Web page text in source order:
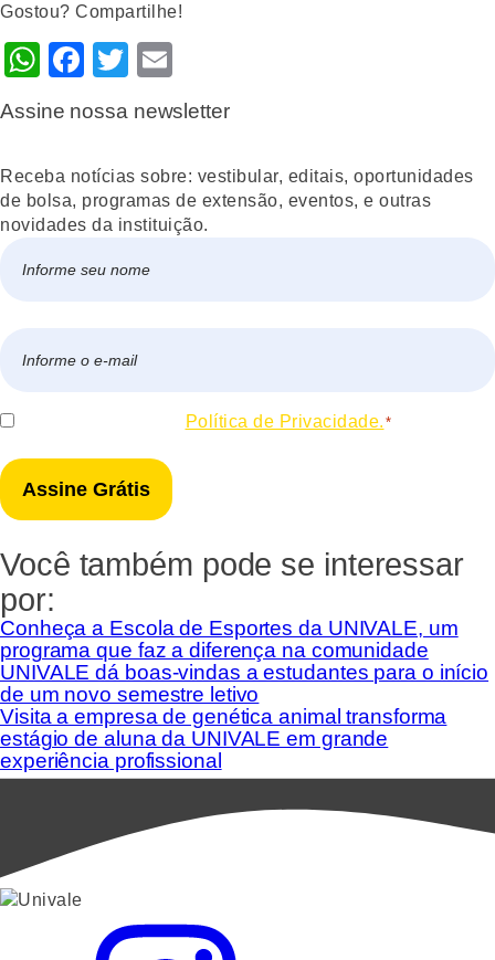
Gostou? Compartilhe!
WhatsApp
Facebook
Twitter
Assine nossa newsletter
Receba notícias sobre: vestibular, editais, oportunidades
de bolsa, programas de extensão, eventos, e outras
novidades da instituição.
mail
Consentir Política de Privacidade. *
Você também pode se interessar
por:
Conheça a Escola de Esportes da UNIVALE, um
programa que faz a diferença na comunidade
UNIVALE dá boas-vindas a estudantes para o início
de um novo semestre letivo
Visita a empresa de genética animal transforma
estágio de aluna da UNIVALE em grande
experiência profissional